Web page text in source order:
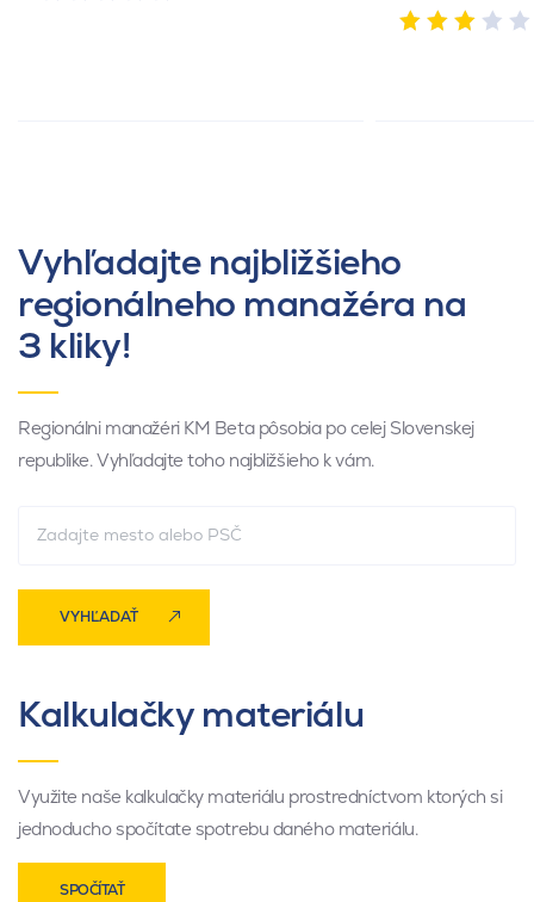
Vyhľadajte najbližšieho
regionálneho manažéra na
3 kliky!
Regionálni manažéri KM Beta pôsobia po celej Slovenskej
republike. Vyhľadajte toho najbližšieho k vám.
VYHĽADAŤ
Kalkulačky materiálu
Využite naše kalkulačky materiálu prostredníctvom ktorých si
jednoducho spočítate spotrebu daného materiálu.
SPOČÍTAŤ